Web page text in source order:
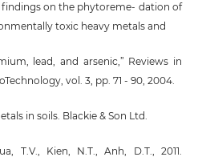
findings on the phytoreme- dation of
toxic heavy metals and
lead, and arsenic,” Reviews in
vol. 3, pp. 71 - 90, 2004.
in soils. Blackie & Son Ltd.
T.V., Kien, N.T., Anh, D.T., 2011.